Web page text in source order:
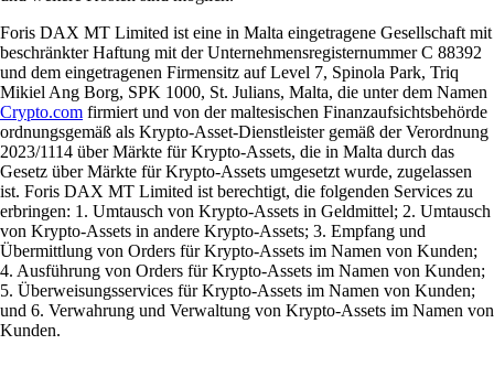
Foris DAX MT Limited ist eine in Malta eingetragene Gesellschaft mit
beschränkter Haftung mit der Unternehmensregisternummer C 88392
und dem eingetragenen Firmensitz auf Level 7, Spinola Park, Triq
Mikiel Ang Borg, SPK 1000, St. Julians, Malta, die unter dem Namen
Crypto.com firmiert und von der maltesischen Finanzaufsichtsbehörde
ordnungsgemäß als Krypto-Asset-Dienstleister gemäß der Verordnung
2023/1114 über Märkte für Krypto-Assets, die in Malta durch das
Gesetz über Märkte für Krypto-Assets umgesetzt wurde, zugelassen
ist. Foris DAX MT Limited ist berechtigt, die folgenden Services zu
erbringen: 1. Umtausch von Krypto-Assets in Geldmittel; 2. Umtausch
von Krypto-Assets in andere Krypto-Assets; 3. Empfang und
Übermittlung von Orders für Krypto-Assets im Namen von Kunden;
4. Ausführung von Orders für Krypto-Assets im Namen von Kunden;
5. Überweisungsservices für Krypto-Assets im Namen von Kunden;
und 6. Verwahrung und Verwaltung von Krypto-Assets im Namen von
Kunden.